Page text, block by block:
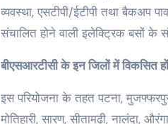
व्यवस्था, एसटीपी/ईटीपी तथा बैकअप
संचालित होने वाली इलेक्ट्रिक बसों के
बीएसआरटीसी के इन जिलों में विकसित
इस परियोजना के तहत पटना,
मोतिहारी, सारण, सीतामढ़ी, नालंदा,